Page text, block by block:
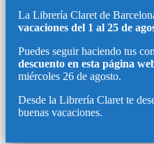
La Librería Claret de
vacaciones del 1 al 25 de
Puedes seguir haciendo tus
descuento en esta página
miércoles 26 de agosto.
Desde la Librería Claret te
buenas vacaciones.